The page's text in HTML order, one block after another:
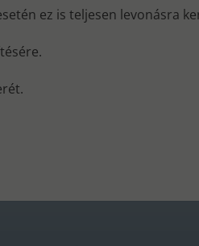
ez is teljesen levonásra